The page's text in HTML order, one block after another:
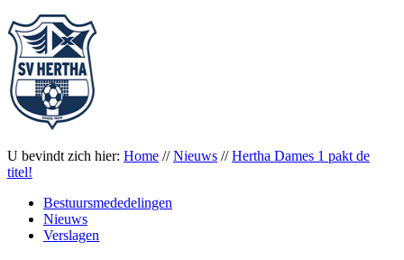
U bevindt zich hier: Home //Nieuws //Hertha Dames 1 pakt de
titel!
Bestuursmededelingen
Nieuws
Verslagen